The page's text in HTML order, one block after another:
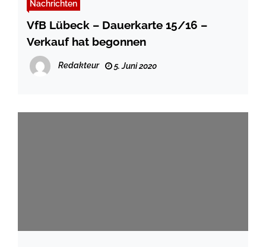
Nachrichten
VfB Lübeck – Dauerkarte 15/16 –
Verkauf hat begonnen
Redakteur 5. Juni 2020